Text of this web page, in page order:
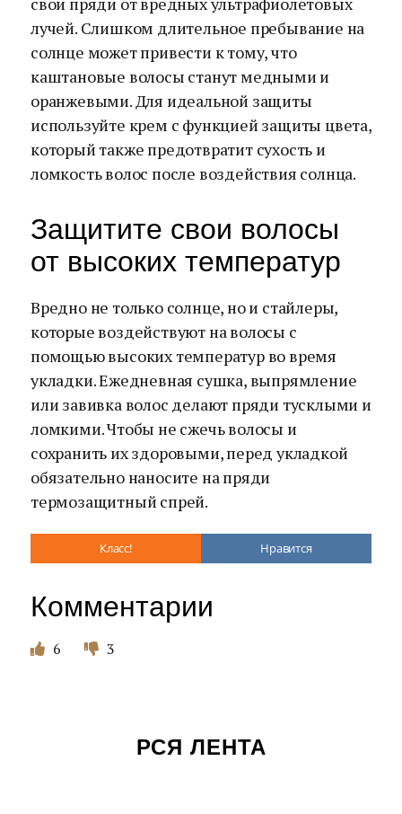
лучей. Слишком длительное пребывание на
солнце может привести к тому, что
каштановые волосы станут медными и
оранжевыми. Для идеальной защиты
используйте крем с функцией защиты цвета,
который также предотвратит сухость и
ломкость волос после воздействия солнца.
Защитите свои волосы
от высоких температур
Вредно не только солнце, но и стайлеры,
которые воздействуют на волосы с
помощью высоких температур во время
укладки. Ежедневная сушка, выпрямление
или завивка волос делают пряди тусклыми и
ломкими. Чтобы не сжечь волосы и
сохранить их здоровыми, перед укладкой
обязательно наносите на пряди
термозащитный спрей.
Класс! Нравится
Комментарии
6 3
РСЯ ЛЕНТА